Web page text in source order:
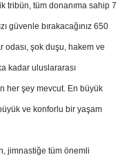
tribün, tüm donanıma sahip 7
güvenle bırakacağınız 650
odası, şok duşu, hakem ve
kadar uluslararası
her şey mevcut. En büyük
ve konforlu bir yaşam
jimnastiğe tüm önemli